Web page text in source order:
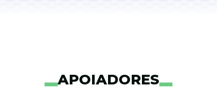
APOIADORES